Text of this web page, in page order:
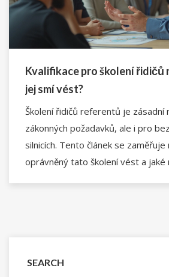
SEARCH
Kvalifikace pro školení řidičů
jej smí vést?
Školení řidičů referentů je zásadní
zákonných požadavků, ale i pro
silnicích. Tento článek se
oprávněný tato školení vést a jaké